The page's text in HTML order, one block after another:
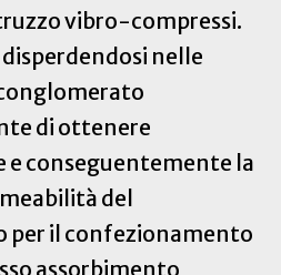
vibro-compressi.
nelle
di ottenere
conseguentemente la
del
per il confezionamento
assorbimento